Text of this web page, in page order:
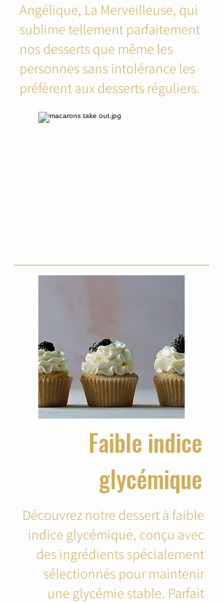
Angélique, La Merveilleuse, qui
sublime tellement parfaitement
nos desserts que même les
personnes sans intolérance les
préfèrent aux desserts réguliers.
Faible indice
glycémique
Découvrez notre dessert à faible
indice glycémique, conçu avec
des ingrédients spécialement
sélectionnés pour maintenir
une glycémie stable. Parfait